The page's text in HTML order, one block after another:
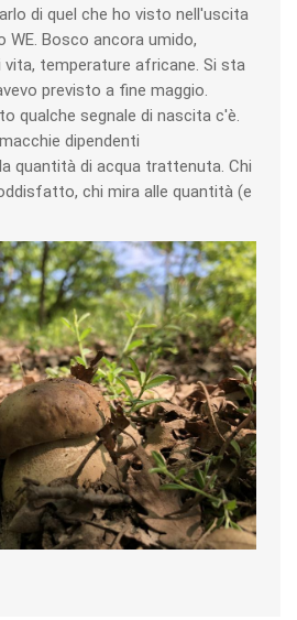
di quel che ho visto nell'uscita
WE. Bosco ancora umido,
vita, temperature africane. Si sta
previsto a fine maggio.
qualche segnale di nascita c'è.
dipendenti
quantità di acqua trattenuta. Chi
chi mira alle quantità (e